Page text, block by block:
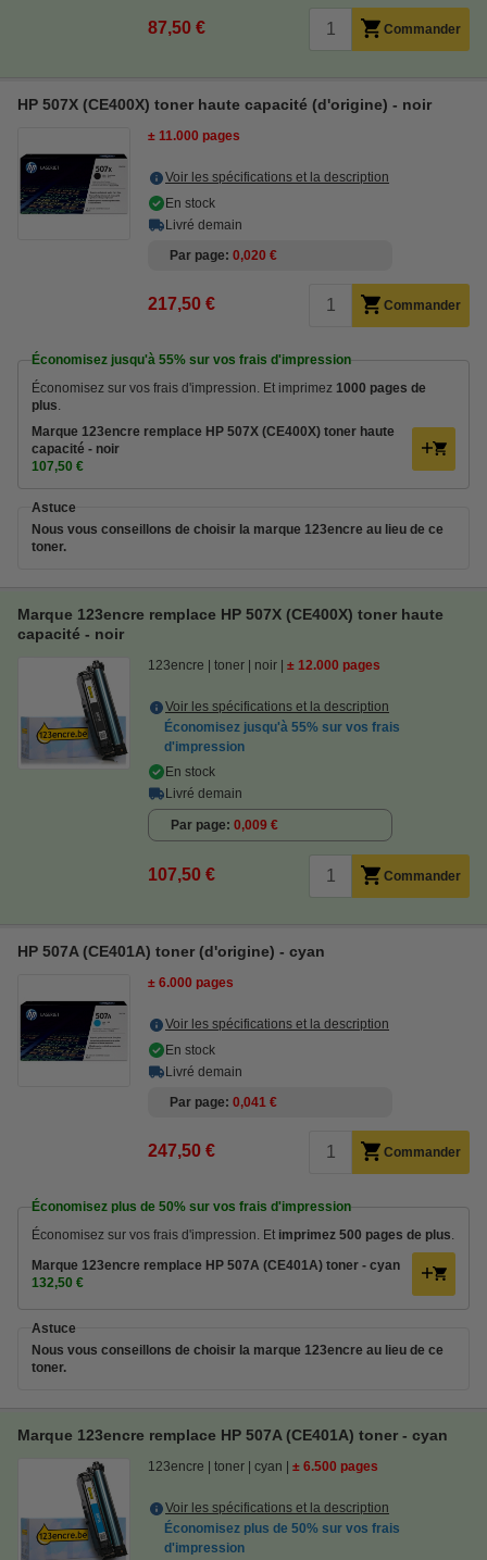
87,50 € Commander
HP 507X (CE400X) toner haute capacité (d'origine) - noir
± 11.000 pages
Voir les spécifications et la description
En stock
Livré demain
Par page 0,020 €
217,50 € Commander
Économisez jusqu'à 55% sur vos frais d'impression
Économisez sur vos frais d'impression. Et imprimez 1000 pages de
plus.
Marque 123encre remplace HP 507X (CE400X) toner haute
capacité - noir
107,50 €
Astuce
Nous vous conseillons de choisir la marque 123encre au lieu de ce
toner.
Marque 123encre remplace HP 507X (CE400X) toner haute
capacité - noir
123encre toner noir ± 12.000 pages
Voir les spécifications et la description
Économisez jusqu'à 55% sur vos frais
d'impression
En stock
Livré demain
Par page 0,009 €
107,50 € Commander
HP 507A (CE401A) toner (d'origine) - cyan
± 6.000 pages
Voir les spécifications et la description
En stock
Livré demain
Par page 0,041 €
247,50 € Commander
Économisez plus de 50% sur vos frais d'impression
Économisez sur vos frais d'impression. Et imprimez 500 pages de plus.
Marque 123encre remplace HP 507A (CE401A) toner - cyan
132,50 €
Astuce
Nous vous conseillons de choisir la marque 123encre au lieu de ce
toner.
Marque 123encre remplace HP 507A (CE401A) toner - cyan
123encre toner cyan ± 6.500 pages
Voir les spécifications et la description
Économisez plus de 50% sur vos frais
d'impression